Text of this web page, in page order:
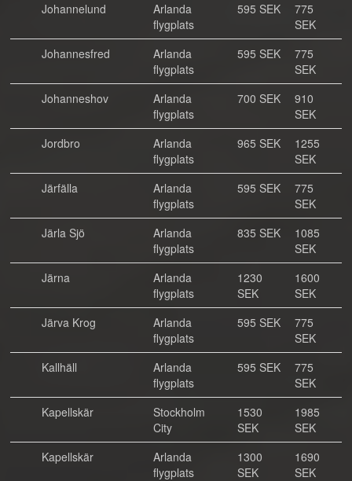
Johannelund
Arlanda
flygplats
595 SEK
775
SEK
Johannesfred
Arlanda
flygplats
595 SEK
775
SEK
Johanneshov
Arlanda
flygplats
700 SEK
910
SEK
Jordbro
Arlanda
flygplats
965 SEK
1255
SEK
Järfälla
Arlanda
flygplats
595 SEK
775
SEK
Järla Sjö
Arlanda
flygplats
835 SEK
1085
SEK
Järna
Arlanda
flygplats
1230
SEK
1600
SEK
Järva Krog
Arlanda
flygplats
595 SEK
775
SEK
Kallhäll
Arlanda
flygplats
595 SEK
775
SEK
Kapellskär
Stockholm
City
1530
SEK
1985
SEK
Kapellskär
Arlanda
flygplats
1300
SEK
1690
SEK